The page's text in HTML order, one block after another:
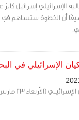
الإسرائيلي إسرائيل
أن الخطوة ستساهم في
الإسرائيلي في
23 مارس 2021) حساباً رسمياً لسفارته في البحرين.